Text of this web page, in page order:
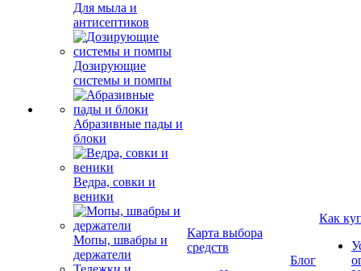
Для мыла и
антисептиков
Дозирующие
системы и помпы
Абразивные пады и
блоки
Ведра, совки и
веники
Мопы, швабры и
держатели
Карта выбора
средств
Блог
Как